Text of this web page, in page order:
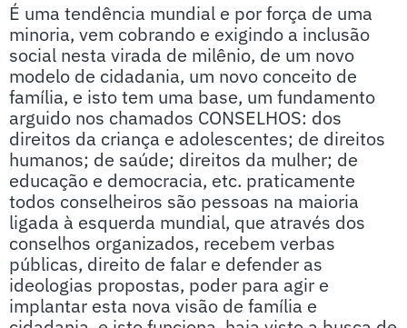
É uma tendência mundial e por força de uma
minoria, vem cobrando e exigindo a inclusão
social nesta virada de milênio, de um novo
modelo de cidadania, um novo conceito de
família, e isto tem uma base, um fundamento
arguido nos chamados CONSELHOS: dos
direitos da criança e adolescentes; de direitos
humanos; de saúde; direitos da mulher; de
educação e democracia, etc. praticamente
todos conselheiros são pessoas na maioria
ligada à esquerda mundial, que através dos
conselhos organizados, recebem verbas
públicas, direito de falar e defender as
ideologias propostas, poder para agir e
implantar esta nova visão de família e